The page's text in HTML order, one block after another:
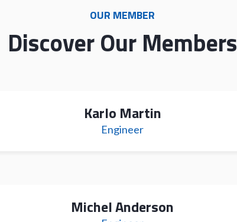
OUR MEMBER
Discover Our Members
Karlo Martin
Engineer
Michel Anderson